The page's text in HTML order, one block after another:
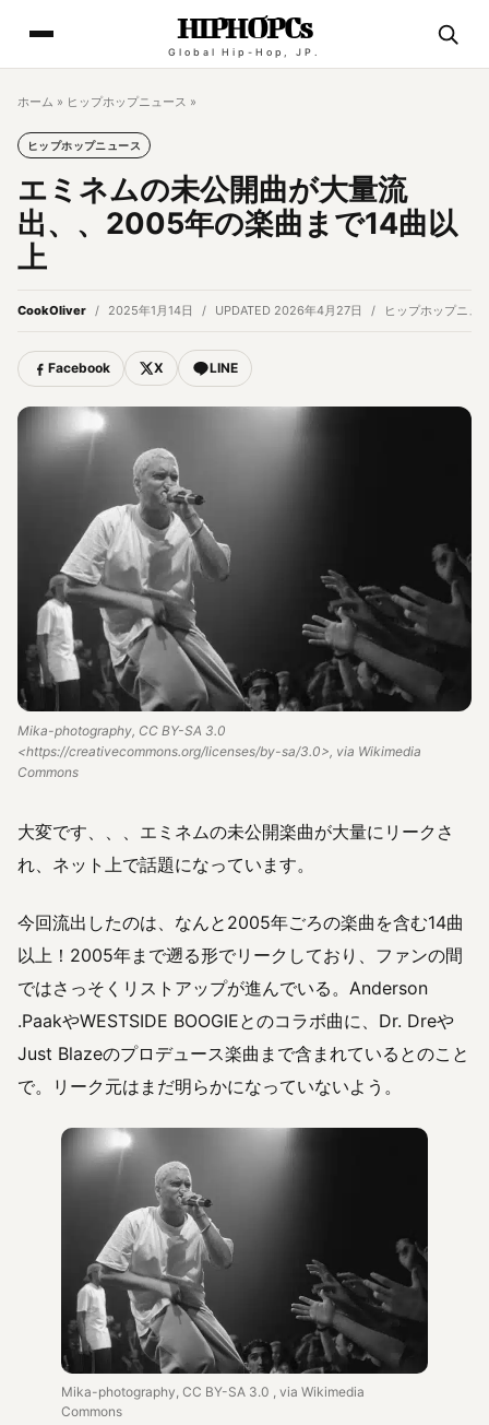
HIPHOPCs
Global Hip-Hop, JP.
ホーム » ヒップホップニュース »
ヒップホップニュース
エミネムの未公開曲が大量流
出、、2005年の楽曲まで14曲以
上
CookOliver 2025年1月14日 UPDATED 2026年4月27日 ヒップホップニュ
Facebook X LINE
Mika-photography, CC BY-SA 3.0
<https://creativecommons.org/licenses/by-sa/3.0>, via Wikimedia
Commons
大変です、、、エミネムの未公開楽曲が大量にリークさ
れ、ネット上で話題になっています。
今回流出したのは、なんと2005年ごろの楽曲を含む14曲
以上！2005年まで遡る形でリークしており、ファンの間
ではさっそくリストアップが進んでいる。Anderson
.PaakやWESTSIDE BOOGIEとのコラボ曲に、Dr. Dreや
Just Blazeのプロデュース楽曲まで含まれているとのこと
で。リーク元はまだ明らかになっていないよう。
Mika-photography, CC BY-SA 3.0 , via Wikimedia
Commons